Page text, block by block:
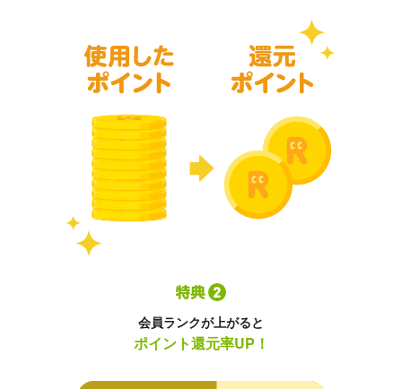
会員ランクが上がると
ポイント還元率UP！